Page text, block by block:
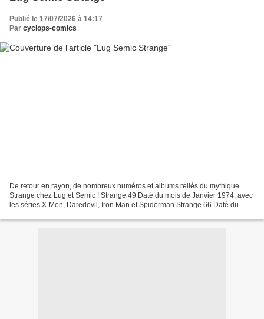
Publié le 17/07/2026 à 14:17
Par cyclops-comics
De retour en rayon, de nombreux numéros et albums reliés du mythique
Strange chez Lug et Semic ! Strange 49 Daté du mois de Janvier 1974, avec
les séries X-Men, Daredevil, Iron Man et Spiderman Strange 66 Daté du